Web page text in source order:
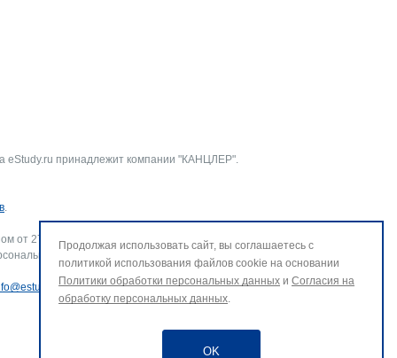
eStudy.ru принадлежит компании "КАНЦЛЕР".
.
от 27.07.2006 г. № 152-ФЗ «О персональных данных».
данных и использование файлов cookie. В случае
.
Продолжая использовать сайт, вы соглашаетесь с
политикой использования файлов cookie на основании
Политики обработки персональных данных и Согласия на
обработку персональных данных.
OK